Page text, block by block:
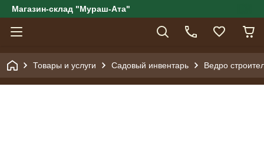
Магазин-склад "Мураш-Ата"
Товары и услуги Садовый инвентарь Ведро